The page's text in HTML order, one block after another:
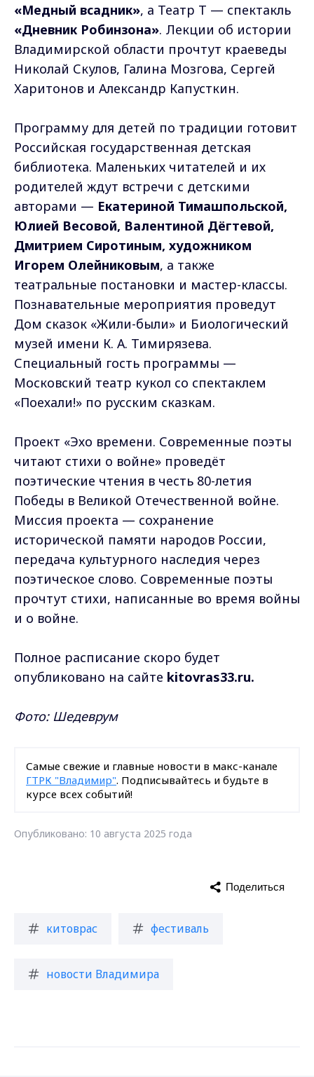
«Медный всадник», а Театр Т — спектакль
«Дневник Робинзона». Лекции об истории
Владимирской области прочтут краеведы
Николай Скулов, Галина Мозгова, Сергей
Харитонов и Александр Капусткин.
Программу для детей по традиции готовит
Российская государственная детская
библиотека. Маленьких читателей и их
родителей ждут встречи с детскими
авторами — Екатериной Тимашпольской,
Юлией Весовой, Валентиной Дёгтевой,
Дмитрием Сиротиным, художником
Игорем Олейниковым, а также
театральные постановки и мастер-классы.
Познавательные мероприятия проведут
Дом сказок «Жили-были» и Биологический
музей имени К. А. Тимирязева.
Специальный гость программы —
Московский театр кукол со спектаклем
«Поехали!» по русским сказкам.
Проект «Эхо времени. Современные поэты
читают стихи о войне» проведёт
поэтические чтения в честь 80-летия
Победы в Великой Отечественной войне.
Миссия проекта — сохранение
исторической памяти народов России,
передача культурного наследия через
поэтическое слово. Современные поэты
прочтут стихи, написанные во время войны
и о войне.
Полное расписание скоро будет
опубликовано на сайте kitovras33.ru.
Фото: Шедеврум
Самые свежие и главные новости в макс-канале
ГТРК "Владимир". Подписывайтесь и будьте в
курсе всех событий!
Опубликовано: 10 августа 2025 года
китоврас фестиваль
новости Владимира
Поделиться